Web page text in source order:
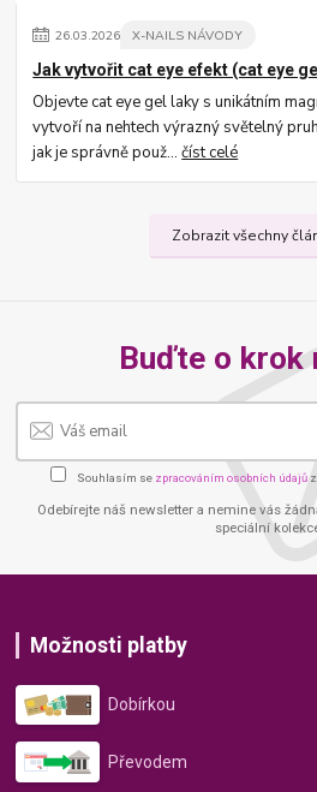
26.03.2026 X-NAILS NÁVODY
Jak vytvořit cat eye efekt (cat eye
Objevte cat eye gel laky s unikátním
vytvoří na nehtech výrazný světelný
jak je správně použ...číst celé
Zobrazit všechny
Buďte o krok
Souhlasím se zpracováním osobních údajů
Odebírejte náš newsletter a nemine vás
speciální
Možnosti platby
Dobírkou
Převodem